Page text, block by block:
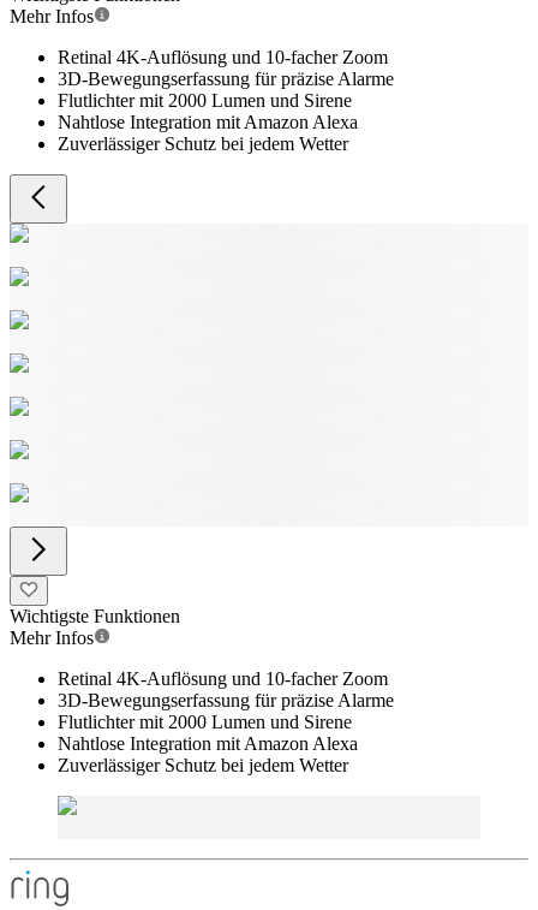
Mehr Infos
Retinal 4K-Auflösung und 10-facher Zoom
3D-Bewegungserfassung für präzise Alarme
Flutlichter mit 2000 Lumen und Sirene
Nahtlose Integration mit Amazon Alexa
Zuverlässiger Schutz bei jedem Wetter
Wichtigste Funktionen
Mehr Infos
Retinal 4K-Auflösung und 10-facher Zoom
3D-Bewegungserfassung für präzise Alarme
Flutlichter mit 2000 Lumen und Sirene
Nahtlose Integration mit Amazon Alexa
Zuverlässiger Schutz bei jedem Wetter